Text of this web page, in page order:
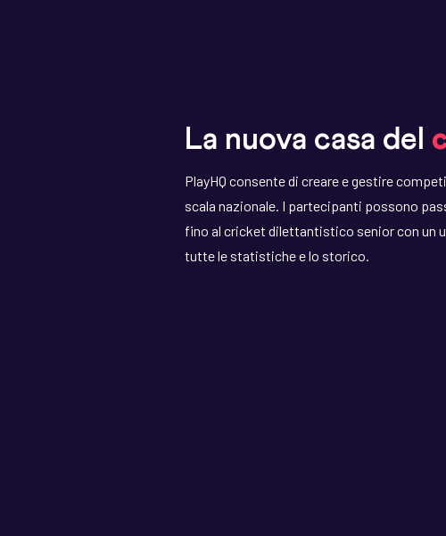
La nuova casa del
PlayHQ consente di creare e gestire
scala nazionale. I partecipanti possono
fino al cricket dilettantistico senior con un
tutte le statistiche e lo storico.